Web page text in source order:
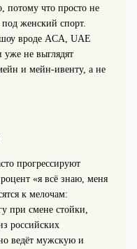
потому что просто не
женский спорт.
вроде ACA, UAE
не выглядят
и мейн-ивенту, а не
прогрессируют
«я всё знаю, меня
к мелочам:
при смене стойки,
российских
ведёт мужскую и